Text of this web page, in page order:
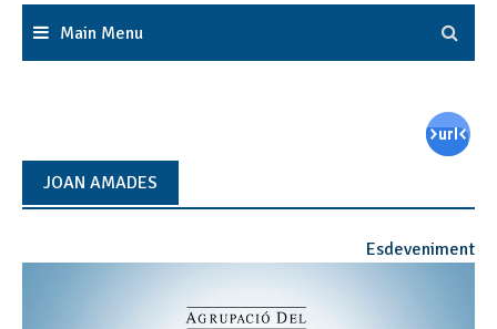
Main Menu
JOAN AMADES
Esdeveniment